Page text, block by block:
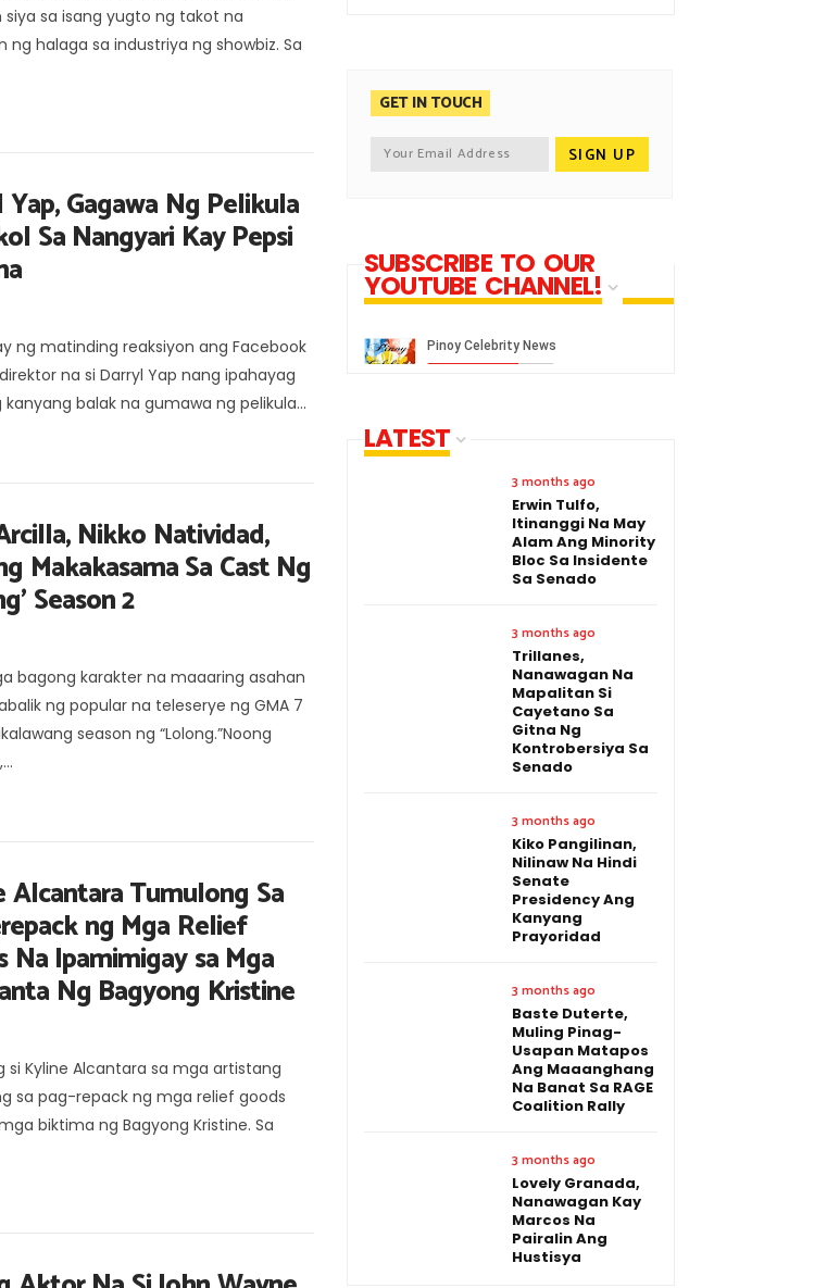
sa isang yugto ng takot na
ng halaga sa industriya ng showbiz. Sa
Yap, Gagawa Ng Pelikula
Sa Nangyari Kay Pepsi
ng matinding reaksiyon ang Facebook
na si Darryl Yap nang ipahayag
kanyang balak na gumawa ng pelikula...
Nikko Natividad,
Makakasama Sa Cast Ng
Season 2
bagong karakter na maaaring asahan
ng popular na teleserye ng GMA 7
season ng “Lolong.”Noong
Alcantara Tumulong Sa
ng Mga Relief
Na Ipamimigay sa Mga
Ng Bagyong Kristine
si Kyline Alcantara sa mga artistang
sa pag-repack ng mga relief goods
biktima ng Bagyong Kristine. Sa
GET IN TOUCH
SUBSCRIBE TO OUR
YOUTUBE CHANNEL!
LATEST
3 months ago
Erwin Tulfo,
Itinanggi Na May
Alam Ang Minority
Bloc Sa Insidente
Sa Senado
3 months ago
Trillanes,
Nanawagan Na
Mapalitan Si
Cayetano Sa
Gitna Ng
Kontrobersiya Sa
Senado
3 months ago
Kiko Pangilinan,
Nilinaw Na Hindi
Senate
Presidency Ang
Kanyang
Prayoridad
3 months ago
Baste Duterte,
Muling Pinag-
Usapan Matapos
Ang Maaanghang
Na Banat Sa RAGE
Coalition Rally
3 months ago
Lovely Granada,
Nanawagan Kay
Marcos Na
Pairalin Ang
Hustisya